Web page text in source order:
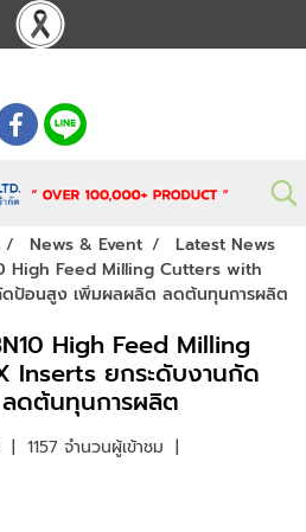
News & Event
Latest News
High Feed Milling Cutters with
ดป้อนสูง เพิ่มผลผลิต ลดต้นทุนการผลิต
High Feed Milling
Inserts ยกระดับงานกัด
ดต้นทุนการผลิต
| 1157 จำนวนผู้เข้าชม |